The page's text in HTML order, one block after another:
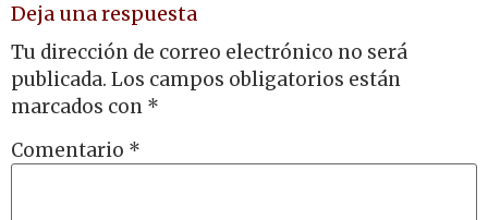
Deja una respuesta
Tu dirección de correo electrónico no será
publicada. Los campos obligatorios están
marcados con *
Comentario *